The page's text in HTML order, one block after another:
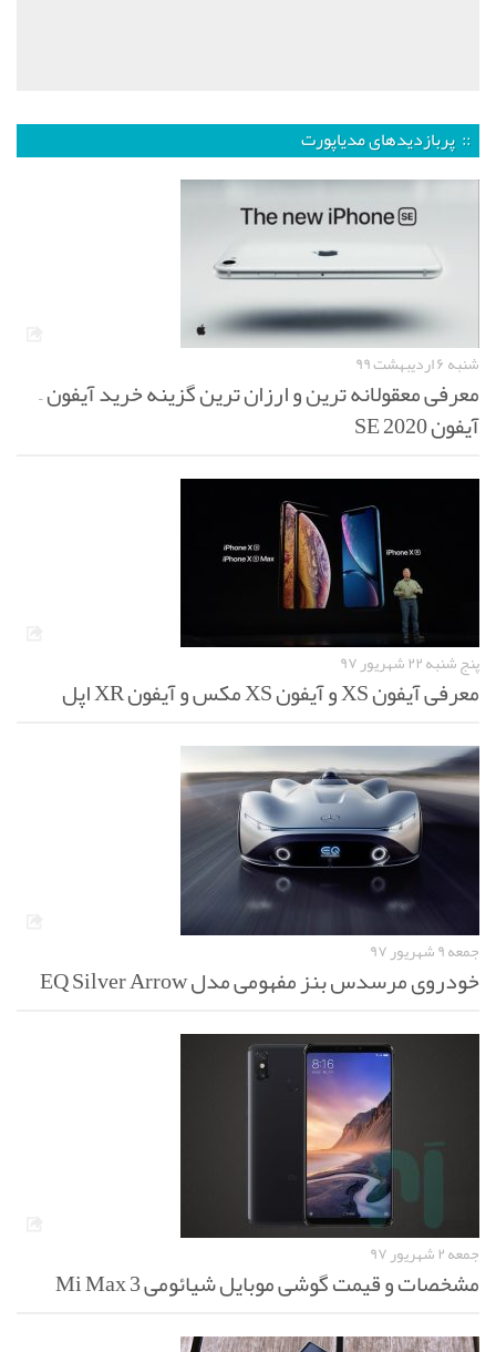
:: پربازدیدهای مدیاپورت
شنبه ۶ اردیبهشت ۹۹
معرفی معقولانه ترین و ارزان ترین گزینه خرید آیفون –
آیفون SE 2020
پنج شنبه ۲۲ شهریور ۹۷
معرفی آیفون XS و آیفون XS مکس و آیفون XR اپل
جمعه ۹ شهریور ۹۷
خودروی مرسدس بنز مفهومی مدل EQ Silver Arrow
جمعه ۲ شهریور ۹۷
مشخصات و قیمت گوشی موبایل شیائومی Mi Max 3